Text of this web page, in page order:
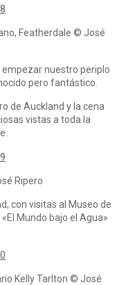
Featherdale © José
empezar nuestro periplo
pero fantástico.
de Auckland y la cena
vistas a toda la
Ripero
con visitas al Museo de
Mundo bajo el Agua»
Kelly Tarlton © José